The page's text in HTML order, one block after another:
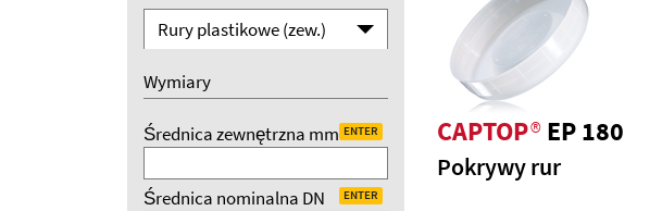
Rury plastikowe (zew.)
Wymiary
Średnica zewnętrzna mm ENTER
Średnica nominalna DN ENTER
CAPTOP®EP 180
Pokrywy rur